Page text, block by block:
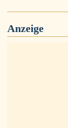
Anzeige